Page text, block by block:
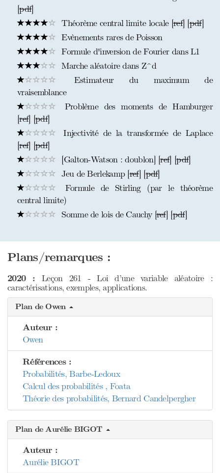
[pdf]
Théorème central limite locale [ref] [pdf]
Evènements rares de Poisson
Formule d'inversion de Fourier dans L1
Marche aléatoire dans Z^d
Estimateur du maximum de
vraisemblance
Problème des moments de Hamburger
[ref] [pdf]
Injectivité de la transformée de Laplace
[ref] [pdf]
[Galton-Watson : doublon] [ref] [pdf]
Jeu de Berlekamp [ref] [pdf]
Formule de Stirling (par le théorème
central limite)
Somme de lois de Cauchy [ref] [pdf]
Plans/remarques :
2020 : Leçon 261 - Loi d’une variable aléatoire :
caractérisations, exemples, applications.
Plan de Owen
Auteur :
Owen
Références :
Probabilités, Barbe-Ledoux
Calcul des probabilités , Foata
Théorie des probabilités, Bernard Candelpergher
Plan de Aurélie BIGOT
Auteur :
Aurélie BIGOT